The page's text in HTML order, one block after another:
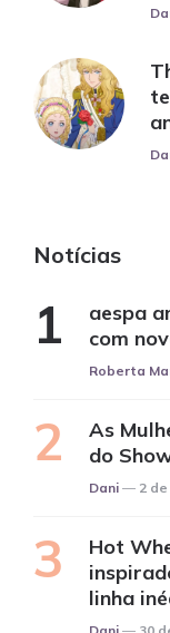
Notícias
aespa
com
Posted
Roberta
As
do
Posted
Dani 2
Hot
linha
Posted